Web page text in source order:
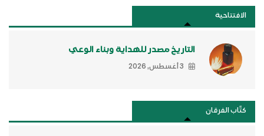
الافتتاحية
التاريخ مصدر للهداية وبناء الوعي
3 أغسطس, 2026
كتَّاب الفرقان